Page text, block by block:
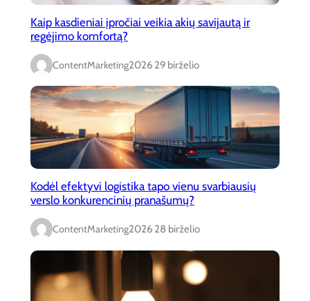
Kaip kasdieniai įpročiai veikia akių savijautą ir
regėjimo komfortą?
ContentMarketing2026 29 birželio
Kodėl efektyvi logistika tapo vienu svarbiausių
verslo konkurencinių pranašumų?
ContentMarketing2026 28 birželio